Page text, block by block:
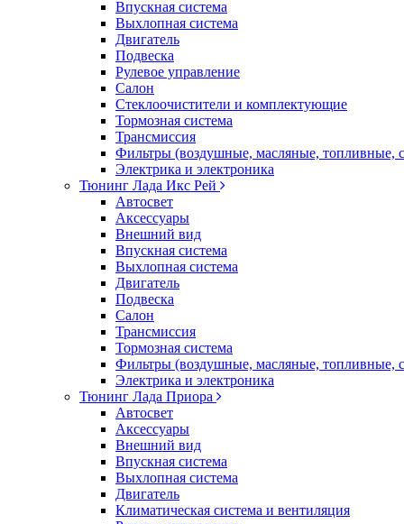
Впускная система
Выхлопная система
Двигатель
Подвеска
Рулевое управление
Салон
Стеклоочистители и комплектующие
Тормозная система
Трансмиссия
Фильтры (воздушные, масляные, топливные,
Электрика и электроника
Тюнинг Лада Икс Рей
Автосвет
Аксессуары
Внешний вид
Впускная система
Выхлопная система
Двигатель
Подвеска
Салон
Трансмиссия
Тормозная система
Фильтры (воздушные, масляные, топливные,
Электрика и электроника
Тюнинг Лада Приора
Автосвет
Аксессуары
Внешний вид
Впускная система
Выхлопная система
Двигатель
Климатическая система и вентиляция